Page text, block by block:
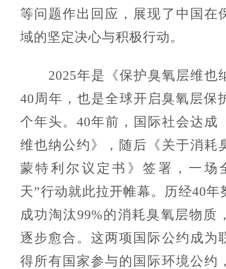
等问题作出回应，展现了中国在
域的坚定决心与积极行动。
2025年是《保护臭氧层维也
40周年，也是全球开启臭氧层保
个年头。40年前，国际社会达成
维也纳公约》，随后《关于消耗
蒙特利尔议定书》签署，一场
天”行动就此拉开帷幕。历经40年
成功淘汰99%的消耗臭氧层物质
逐步愈合。这两项国际公约成为
得所有国家参与的国际环境公约